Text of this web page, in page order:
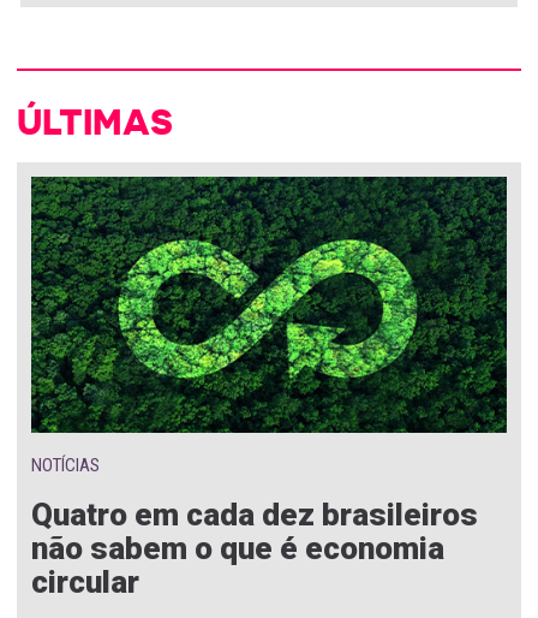
ÚLTIMAS
NOTÍCIAS
Quatro em cada dez brasileiros
não sabem o que é economia
circular